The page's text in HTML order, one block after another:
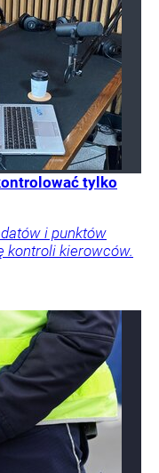
tylko
i punktów
kontroli kierowców.